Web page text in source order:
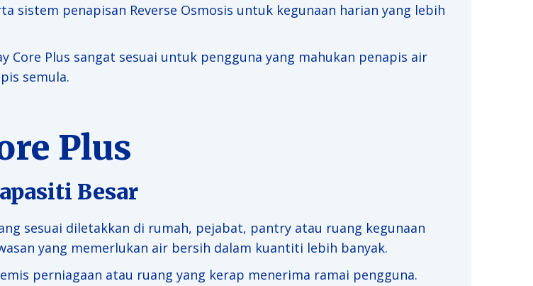
sistem penapisan Reverse Osmosis untuk kegunaan harian yang lebih
Core Plus sangat sesuai untuk pengguna yang mahukan penapis air
semula.
Plus
Besar
sesuai diletakkan di rumah, pejabat, pantry atau ruang kegunaan
yang memerlukan air bersih dalam kuantiti lebih banyak.
perniagaan atau ruang yang kerap menerima ramai pengguna.